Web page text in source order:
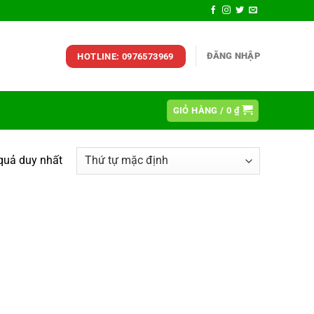
HOTLINE: 0976573969 ĐĂNG NHẬP
GIỎ HÀNG / 0 ₫
duy nhất